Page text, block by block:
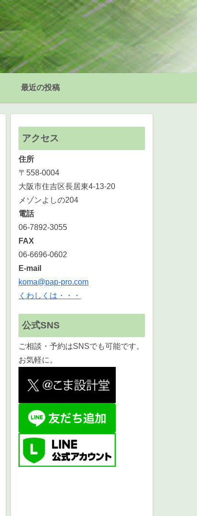
最近の投稿
アクセス
住所
〒558-0004
大阪市住吉区長居東4-13-20
メゾンよしの204
電話
06-7892-3055
FAX
06-6696-0602
E-mail
koma@pap-pro.com
くわしくは・・・
公式SNS
ご相談・予約はSNSでも可能です。
お気軽に。